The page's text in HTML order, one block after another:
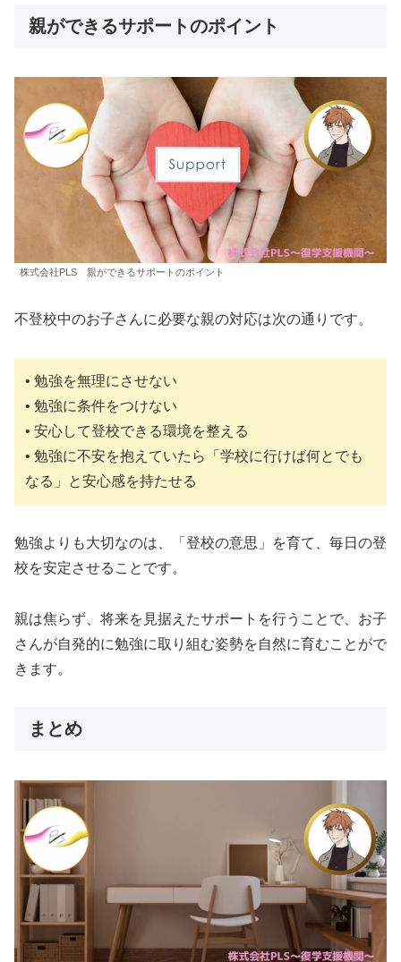
親ができるサポートのポイント
株式会社PLS 親ができるサポートのポイント
不登校中のお子さんに必要な親の対応は次の通りです。
• 勉強を無理にさせない
• 勉強に条件をつけない
• 安心して登校できる環境を整える
• 勉強に不安を抱えていたら「学校に行けば何とでも
なる」と安心感を持たせる
勉強よりも大切なのは、「登校の意思」を育て、毎日の登
校を安定させることです。
親は焦らず、将来を見据えたサポートを行うことで、お子
さんが自発的に勉強に取り組む姿勢を自然に育むことがで
きます。
まとめ